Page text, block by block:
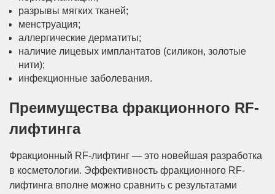
разрывы мягких тканей;
менструация;
аллергические дерматиты;
наличие лицевых имплантатов (силикон, золотые
нити);
инфекционные заболевания.
Преимущества фракционного RF-
лифтинга
Фракционный RF-лифтинг — это новейшая разработка
в косметологии. Эффективность фракционного RF-
лифтинга вполне можно сравнить с результатами